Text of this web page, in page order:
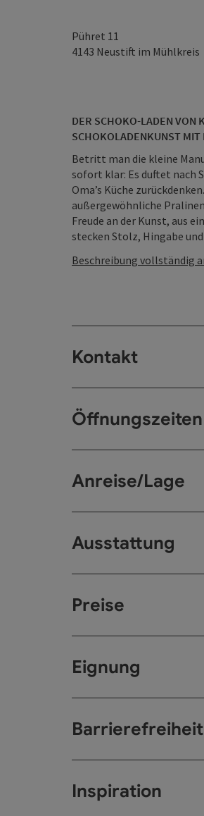
Pühret 11
4143 Neustift im Mühlkreis
DER SCHOKO-LADEN VON
SCHOKOLADENKUNST
Betritt man die kleine
sofort klar: Es duftet nach
Oma’s Küche
außergewöhnliche
Freude an der Kunst, aus
stecken Stolz, Hingabe und
Beschreibung vollständig
Kontakt
Öffnungszeiten
Anreise/Lage
Ausstattung
Preise
Eignung
Barrierefreiheit
Inspiration